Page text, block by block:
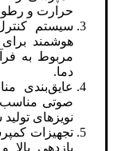
حرارت و
سیستم
هوشمند برای
مربوط به
دما.
عایق‌بندی
صوتی مناسب
نویزهای
تجهیزات
بازدهی